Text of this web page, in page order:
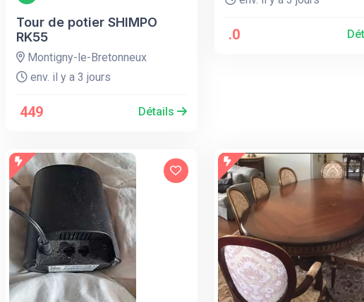
Tour de potier SHIMPO
RK55
Montigny-le-Bretonneux
env. il y a 3 jours
449 Détails
.0